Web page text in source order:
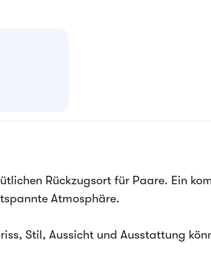
Rückzugsort für Paare. Ein
Atmosphäre.
Stil, Aussicht und Ausstattung